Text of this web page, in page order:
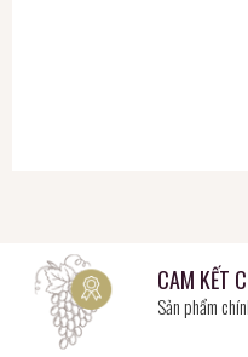
CAM KẾT
Sản phẩm